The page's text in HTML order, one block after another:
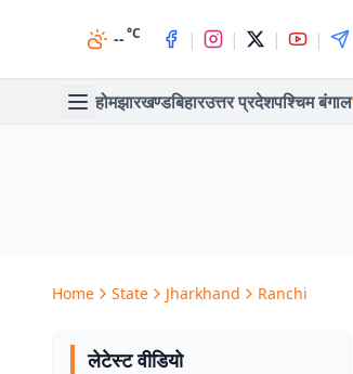
--°C | | | |
होमझारखण्डबिहारउत्तर प्रदेशपश्चिम बंगाल
Home State Jharkhand Ranchi
लेटेस्ट वीडियो